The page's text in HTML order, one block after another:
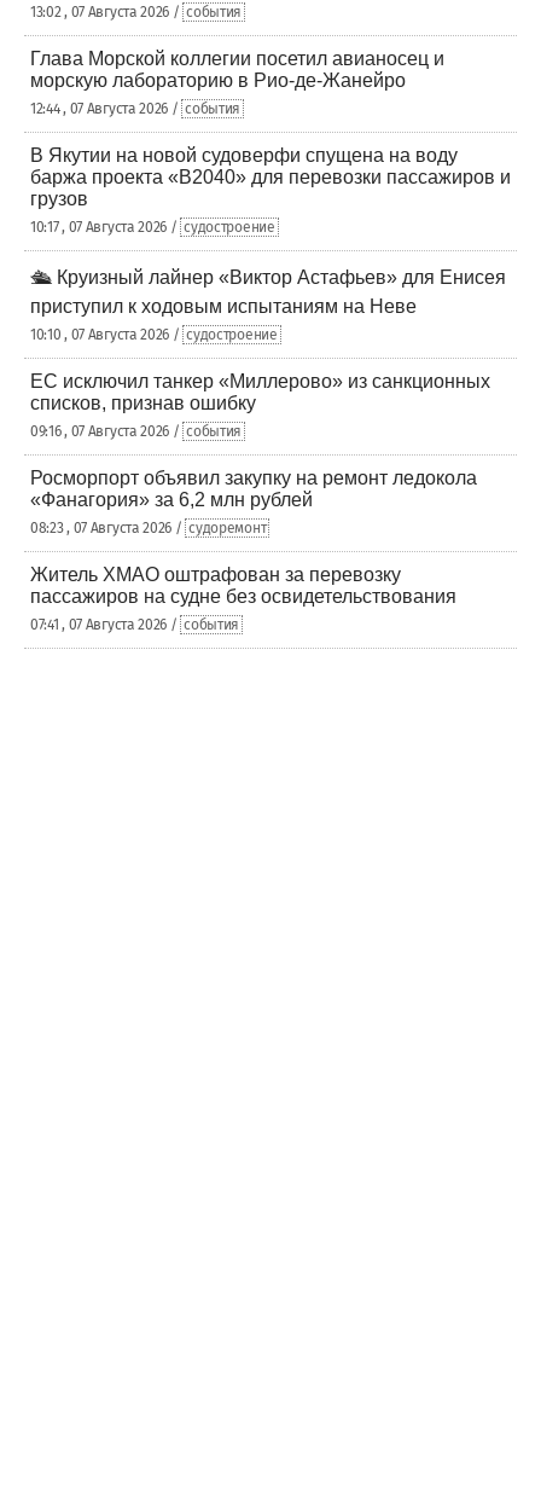
13:02 , 07 Августа 2026 / события
Глава Морской коллегии посетил авианосец и
морскую лабораторию в Рио-де-Жанейро
12:44 , 07 Августа 2026 / события
В Якутии на новой судоверфи спущена на воду
баржа проекта «В2040» для перевозки пассажиров и
грузов
10:17 , 07 Августа 2026 / судостроение
🛳️ Круизный лайнер «Виктор Астафьев» для Енисея
приступил к ходовым испытаниям на Неве
10:10 , 07 Августа 2026 / судостроение
ЕС исключил танкер «Миллерово» из санкционных
списков, признав ошибку
09:16 , 07 Августа 2026 / события
Росморпорт объявил закупку на ремонт ледокола
«Фанагория» за 6,2 млн рублей
08:23 , 07 Августа 2026 / судоремонт
Житель ХМАО оштрафован за перевозку
пассажиров на судне без освидетельствования
07:41 , 07 Августа 2026 / события